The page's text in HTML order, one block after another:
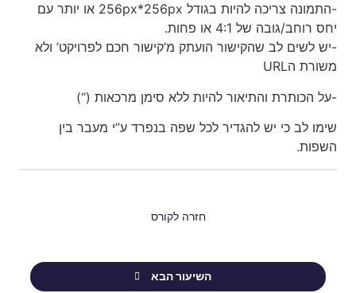
-התמונה צריכה להיות בגודל 256px*256px או יותר עם
יחס רוחב/גובה של 4:1 או פחות.
-יש לשים לב שהקישור הועתק מ’קישור חכם לפרויקט’ ולא
משורת הURL
-על הכותרת והתיאור להיות ללא סימן מרכאות (“)
שימו לב כי יש להגדיר לכל שפה בנפרד ע”י מעבר בין
השפות.
חזרה לקורס
השיעור הבא